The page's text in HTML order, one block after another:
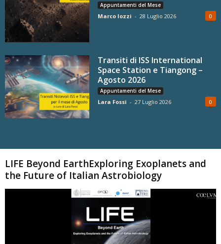
Appuntamenti del Mese
Marco Iozzi - 28 Luglio 2026 0
Transiti di ISS International
Space Station e Tiangong –
Agosto 2026
Appuntamenti del Mese
Lara Fossi - 27 Luglio 2026 0
LIFE Beyond EarthExploring Exoplanets and
the Future of Italian Astrobiology